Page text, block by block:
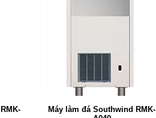
Máy làm đá Southwind RMK-